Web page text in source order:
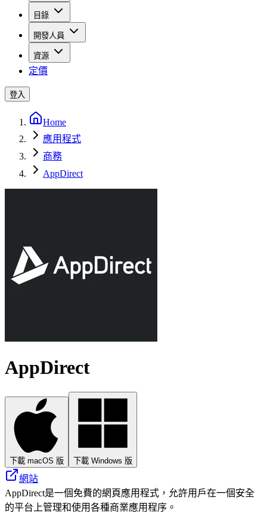
目錄
開發人員
資源
定價
登入
Home
應用程式
商務
AppDirect
AppDirect
下載 macOS 版 下載 Windows 版
網站
AppDirect是一個免費的網頁應用程式，允許用戶在一個安全
的平台上管理和使用各種商業應用程序。